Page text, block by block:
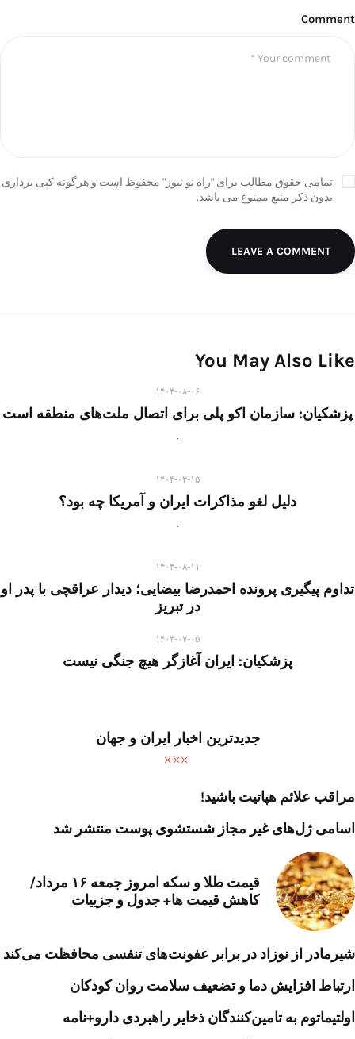
Comment
تمامی حقوق مطالب برای "راه نو نیوز" محفوظ است و هرگونه کپی برداری
بدون ذکر منبع ممنوع می باشد.
LEAVE A COMMENT
You May Also Like
۱۴۰۴-۰۸-۰۶
پزشکیان: سازمان اکو پلی برای اتصال ملت‌های منطقه است
۱۴۰۴-۰۲-۱۵
دلیل لغو مذاکرات ایران و آمریکا چه بود؟
۱۴۰۴-۰۸-۱۱
تداوم پیگیری پرونده احمدرضا بیضایی؛ دیدار عراقچی با پدر او
در تبریز
۱۴۰۴-۰۷-۰۵
پزشکیان: ایران آغازگر هیچ جنگی نیست
جدیدترین اخبار ایران و جهان
مراقب علائم هپاتیت باشید!
اسامی ژل‌های غیر مجاز شستشوی پوست منتشر شد
قیمت طلا و سکه امروز جمعه ۱۶ مرداد/
کاهش قیمت ها+ جدول و جزییات
شیرمادر از نوزاد در برابر عفونت‌های تنفسی محافظت می‌کند
ارتباط افزایش دما و تضعیف سلامت روان کودکان
اولتیماتوم به تامین‌کنندگان ذخایر راهبردی دارو+نامه